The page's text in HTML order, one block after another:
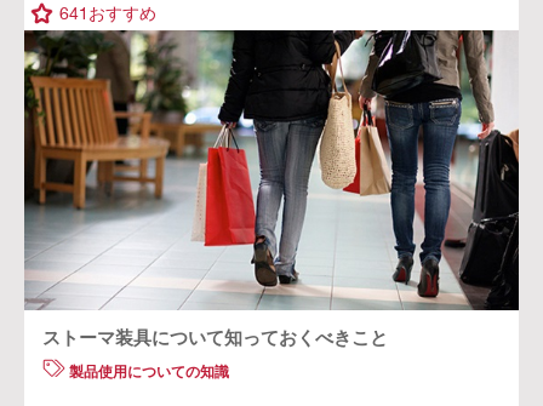
641 おすすめ
ストーマ装具について知っておくべきこと
製品使用についての知識